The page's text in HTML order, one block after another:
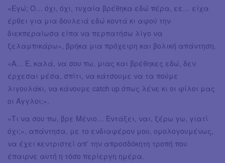
«Εγώ; Ο… όχι, όχι, τυχαία βρέθηκα εδώ πέρα, εε… είχα
έρθει για μια δουλειά εδώ κοντά κι αφού την
διεκπεραίωσα είπα να περπατήσω λίγο να
ξελαμπικάρω», βρήκα μια πρόχειρη και βολική απάντηση.
«Α… Ε, καλά, να σου πω, μιας και βρέθηκες εδώ, δεν
έρχεσαι μέσα, σπίτι, να κάτσουμε να τα πούμε
λιγουλάκι, να κάνουμε catch up όπως λένε κι οι φίλοι μας
οι Άγγλοι;».
«Τι να σου πω, βρε Μένιο… Εντάξει, ναι, ξέρω γω, γιατί
όχι;», απάντησα, με το ενδιαφέρον μου, ομολογουμένως,
να έχει κεντριστεί απ’ την απροσδόκητη τροπή που
έπαιρνε αυτή η τόσο περίεργη ημέρα.